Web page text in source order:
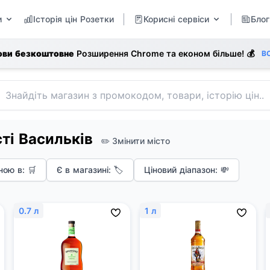
Історія цін Розетки Корисні сервіси Блог
безкоштовне Розширення Chrome та економ більше! 💰
Васильків ✏️ Змінити місто
в: 🛒 Є в магазині: 🏷️ Ціновий діапазон: 💸
0.7 л 1 л